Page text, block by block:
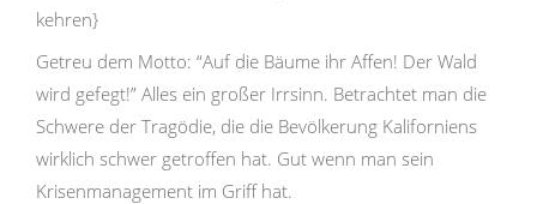
kehren}
Getreu dem Motto: “Auf die Bäume ihr Affen! Der Wald
wird gefegt!” Alles ein großer Irrsinn. Betrachtet man die
Schwere der Tragödie, die die Bevölkerung Kaliforniens
wirklich schwer getroffen hat. Gut wenn man sein
Krisenmanagement im Griff hat.